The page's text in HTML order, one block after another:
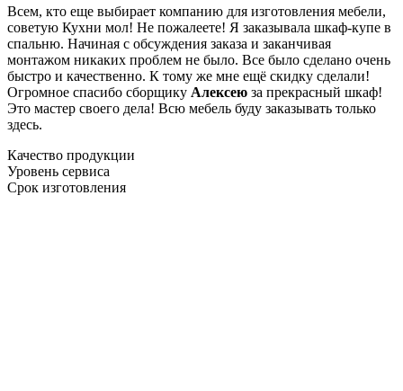
Всем, кто еще выбирает компанию для изготовления мебели,
советую Кухни мол! Не пожалеете! Я заказывала шкаф-купе в
спальню. Начиная с обсуждения заказа и заканчивая
монтажом никаких проблем не было. Все было сделано очень
быстро и качественно. К тому же мне ещё скидку сделали!
Огромное спасибо сборщику Алексею за прекрасный шкаф!
Это мастер своего дела! Всю мебель буду заказывать только
здесь.
Качество продукции
Уровень сервиса
Срок изготовления